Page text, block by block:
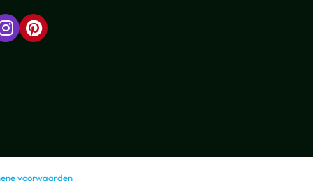
Facebook
Ga naar Instagram
Ga naar Pinterest
voorwaarden